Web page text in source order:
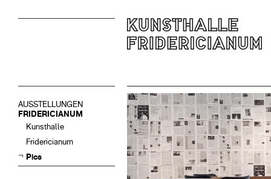
AUSSTELLUNGEN
FRIDERICIANUM
Kunsthalle
Fridericianum
Pics